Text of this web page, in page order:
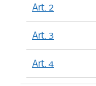
Art. 2
Art. 3
Art. 4